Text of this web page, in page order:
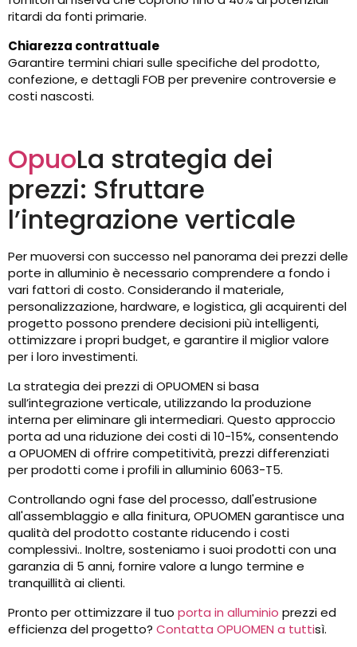
ritardi da fonti primarie.
Chiarezza contrattuale
Garantire termini chiari sulle specifiche del prodotto,
confezione, e dettagli FOB per prevenire controversie e
costi nascosti.
OpuoLa strategia dei
prezzi: Sfruttare
l’integrazione verticale
Per muoversi con successo nel panorama dei prezzi delle
porte in alluminio è necessario comprendere a fondo i
vari fattori di costo. Considerando il materiale,
personalizzazione, hardware, e logistica, gli acquirenti del
progetto possono prendere decisioni più intelligenti,
ottimizzare i propri budget, e garantire il miglior valore
per i loro investimenti.
La strategia dei prezzi di OPUOMEN si basa
sull’integrazione verticale, utilizzando la produzione
interna per eliminare gli intermediari. Questo approccio
porta ad una riduzione dei costi di 10-15%, consentendo
a OPUOMEN di offrire competitività, prezzi differenziati
per prodotti come i profili in alluminio 6063-T5.
Controllando ogni fase del processo, dall'estrusione
all'assemblaggio e alla finitura, OPUOMEN garantisce una
qualità del prodotto costante riducendo i costi
complessivi.. Inoltre, sosteniamo i suoi prodotti con una
garanzia di 5 anni, fornire valore a lungo termine e
tranquillità ai clienti.
Pronto per ottimizzare il tuo porta in alluminio prezzi ed
efficienza del progetto? Contatta OPUOMEN a tuttisì.